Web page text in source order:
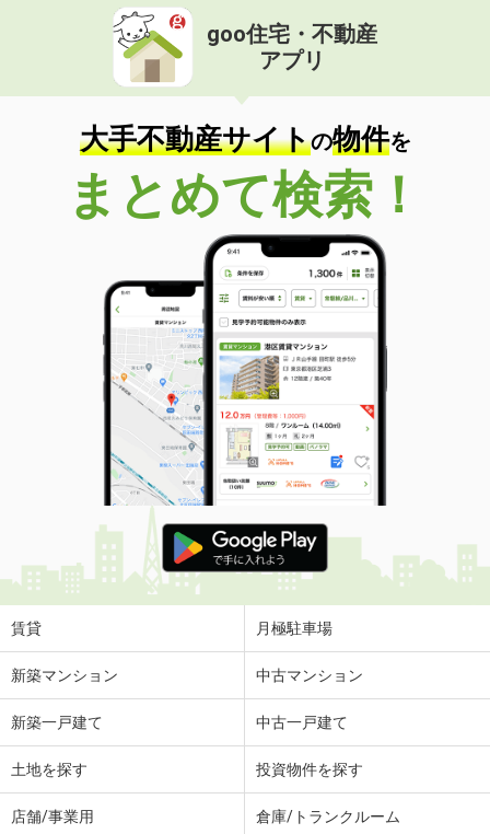
goo住宅・不動産
アプリ
大手不動産サイトの物件を
まとめて検索！
賃貸 月極駐車場
新築マンション 中古マンション
新築一戸建て 中古一戸建て
土地を探す 投資物件を探す
店舗/事業用 倉庫/トランクルーム